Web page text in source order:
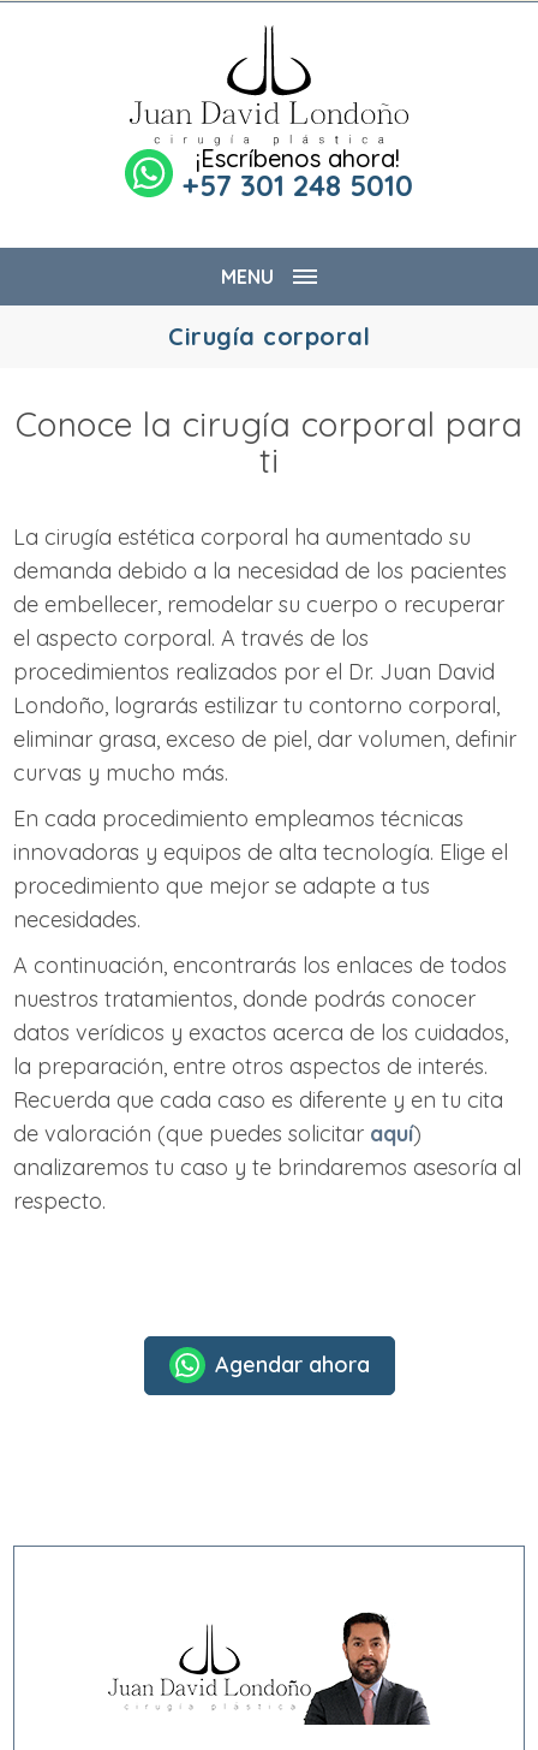
¡Escríbenos ahora!
+57 301 248 5010
MENU
Cirugía corporal
Conoce la cirugía corporal para
ti
La cirugía estética corporal ha aumentado su
demanda debido a la necesidad de los pacientes
de embellecer, remodelar su cuerpo o recuperar
el aspecto corporal. A través de los
procedimientos realizados por el Dr. Juan David
Londoño, lograrás estilizar tu contorno corporal,
eliminar grasa, exceso de piel, dar volumen, definir
curvas y mucho más.
En cada procedimiento empleamos técnicas
innovadoras y equipos de alta tecnología. Elige el
procedimiento que mejor se adapte a tus
necesidades.
A continuación, encontrarás los enlaces de todos
nuestros tratamientos, donde podrás conocer
datos verídicos y exactos acerca de los cuidados,
la preparación, entre otros aspectos de interés.
Recuerda que cada caso es diferente y en tu cita
de valoración (que puedes solicitar aquí)
analizaremos tu caso y te brindaremos asesoría al
respecto.
Agendar ahora